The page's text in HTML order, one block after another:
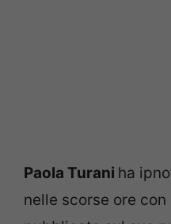
Paola Turani ha
nelle scorse ore con